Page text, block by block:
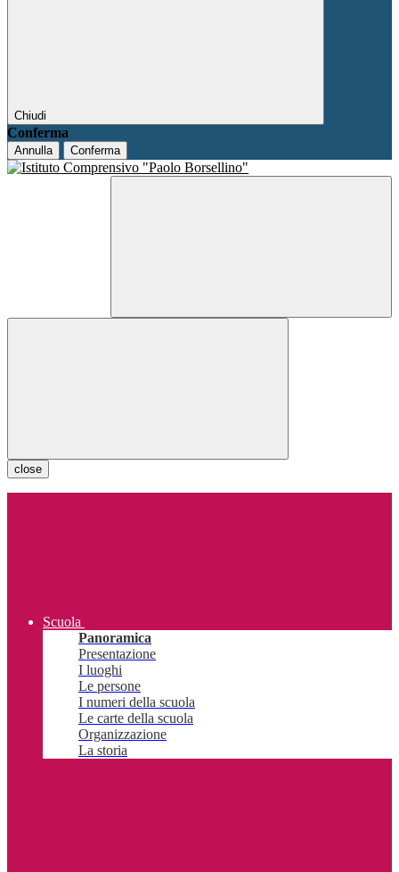
Chiudi
Conferma
Annulla Conferma
close
Scuola
Panoramica
Presentazione
I luoghi
Le persone
I numeri della scuola
Le carte della scuola
Organizzazione
La storia